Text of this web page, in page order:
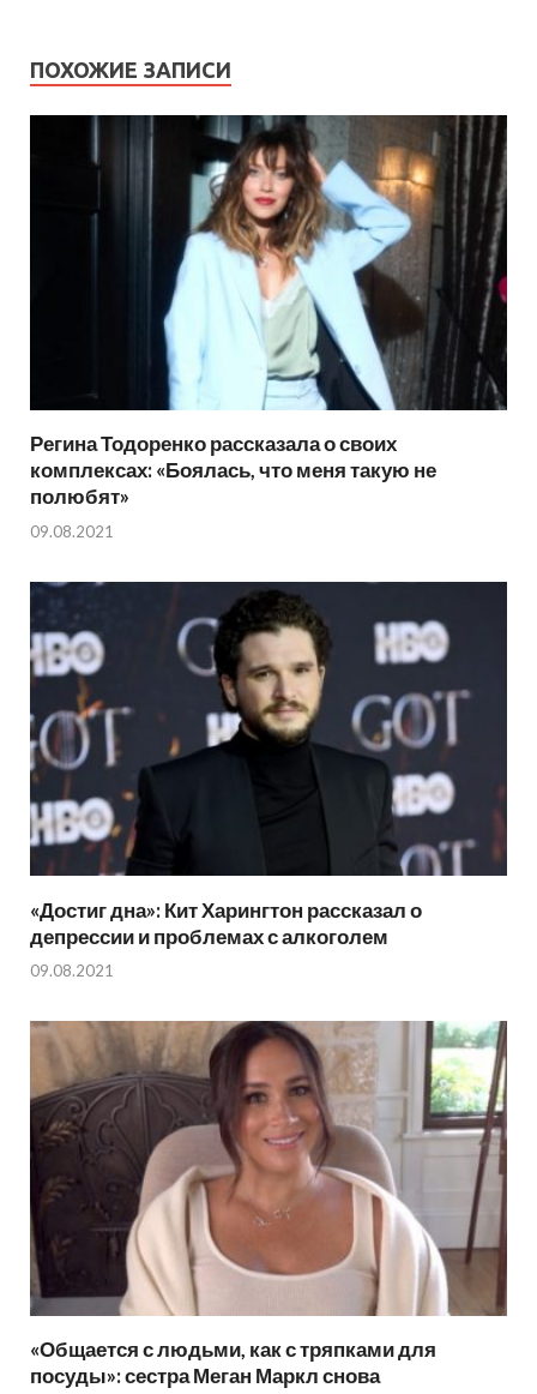
ПОХОЖИЕ ЗАПИСИ
Регина Тодоренко рассказала о своих
комплексах: «Боялась, что меня такую не
полюбят»
09.08.2021
«Достиг дна»: Кит Харингтон рассказал о
депрессии и проблемах с алкоголем
09.08.2021
«Общается с людьми, как с тряпками для
посуды»: сестра Меган Маркл снова